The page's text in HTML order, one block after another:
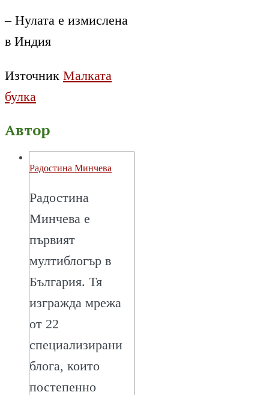
– Нулата е измислена
в Индия
Източник Малката
булка
Автор
Радостина Минчева
Радостина
Минчева е
първият
мултиблогър в
България. Тя
изгражда мрежа
от 22
специализирани
блога, които
постепенно